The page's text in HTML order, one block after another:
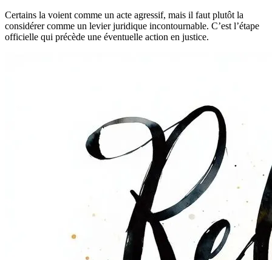
Certains la voient comme un acte agressif, mais il faut plutôt la
considérer comme un levier juridique incontournable. C’est l’étape
officielle qui précède une éventuelle action en justice.